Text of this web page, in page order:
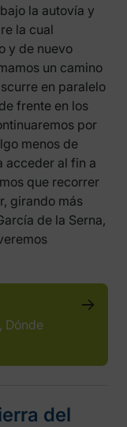
la autovía y
la cual
y de nuevo
un camino
en paralelo
frente en los
por
menos de
acceder al fin a
que recorrer
girando más
de la Serna,
Dónde
del